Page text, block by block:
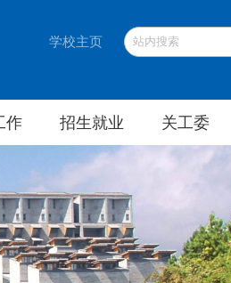
学校主页
作 招生就业 关工委